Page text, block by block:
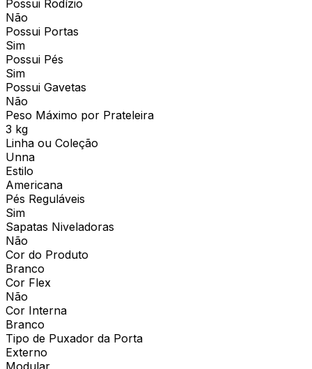
Possui Rodízio
Não
Possui Portas
Sim
Possui Pés
Sim
Possui Gavetas
Não
Peso Máximo por Prateleira
3 kg
Linha ou Coleção
Unna
Estilo
Americana
Pés Reguláveis
Sim
Sapatas Niveladoras
Não
Cor do Produto
Branco
Cor Flex
Não
Cor Interna
Branco
Tipo de Puxador da Porta
Externo
Modular